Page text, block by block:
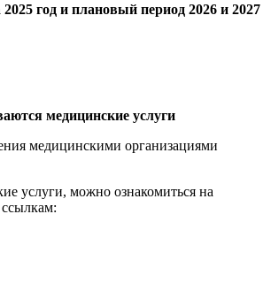
год и плановый период 2026 и 2027
медицинские услуги
медицинскими организациями
услуги, можно ознакомиться на